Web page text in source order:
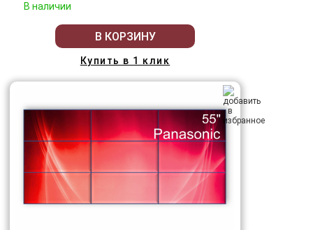
В наличии
В КОРЗИНУ
Купить в 1 клик